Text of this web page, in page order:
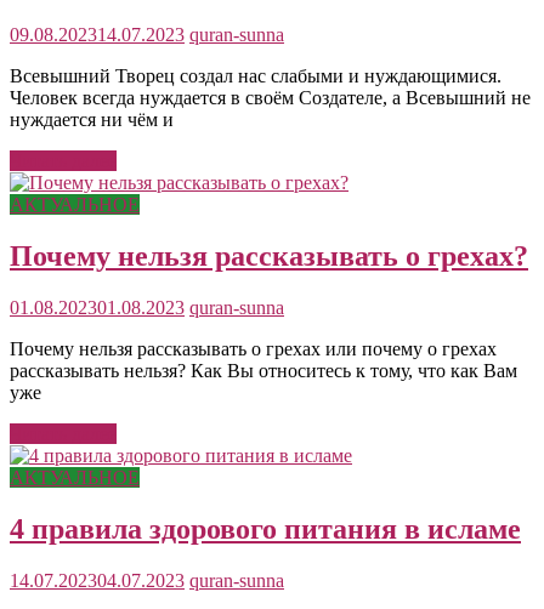
09.08.202314.07.2023 quran-sunna
Всевышний Творец создал нас слабыми и нуждающимися.
Человек всегда нуждается в своём Создателе, а Всевышний не
нуждается ни чём и
АКТУАЛЬНОЕ
Почему нельзя рассказывать о грехах?
01.08.202301.08.2023 quran-sunna
Почему нельзя рассказывать о грехах или почему о грехах
рассказывать нельзя? Как Вы относитесь к тому, что как Вам
уже
АКТУАЛЬНОЕ
4 правила здорового питания в исламе
14.07.202304.07.2023 quran-sunna